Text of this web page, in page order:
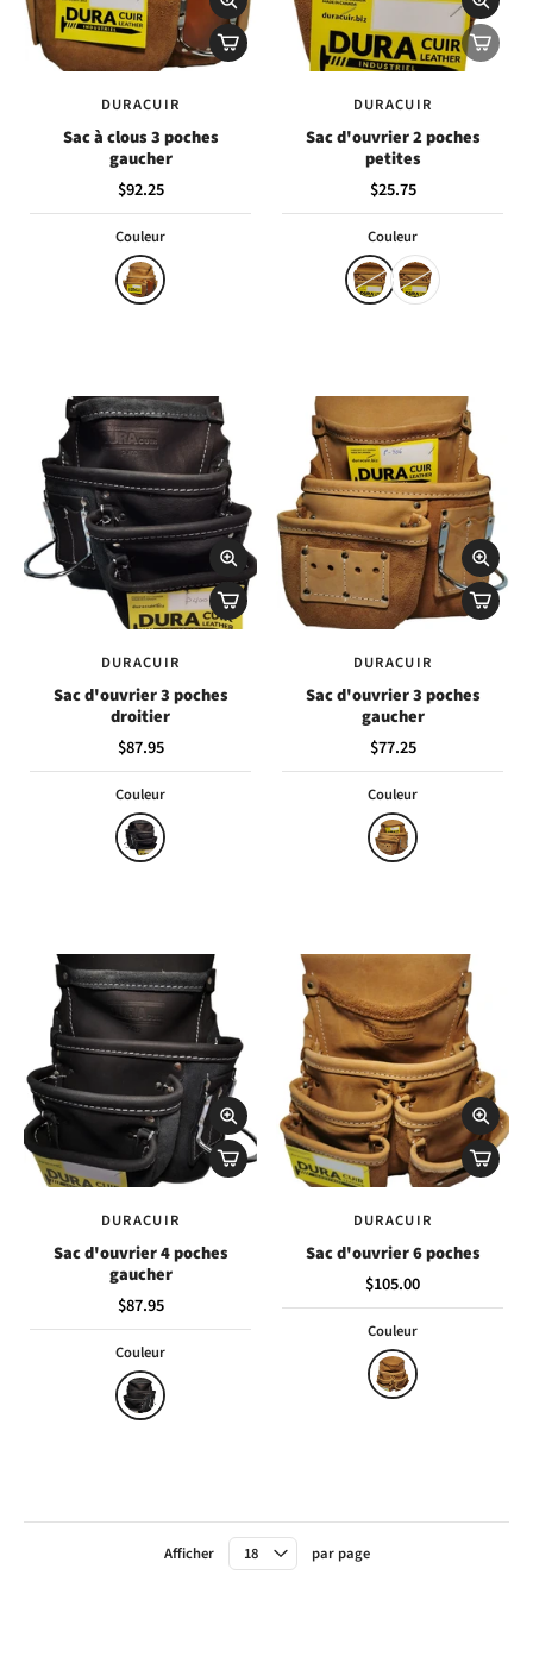
DURACUIR
Sac à clous 3 poches
gaucher
$92.25
Couleur
DURACUIR
Sac d'ouvrier 2 poches
petites
$25.75
Couleur
DURACUIR
Sac d'ouvrier 3 poches
droitier
$87.95
Couleur
DURACUIR
Sac d'ouvrier 3 poches
gaucher
$77.25
Couleur
DURACUIR
Sac d'ouvrier 4 poches
gaucher
$87.95
Couleur
DURACUIR
Sac d'ouvrier 6 poches
$105.00
Couleur
Afficher par page